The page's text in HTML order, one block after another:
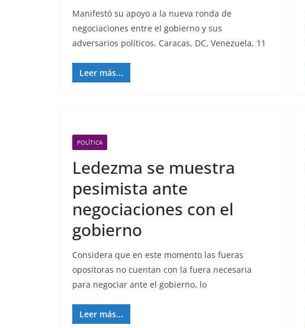
Manifestó su apoyo a la nueva ronda de
negociaciones entre el gobierno y sus
adversarios políticos. Caracas, DC, Venezuela, 11
Leer más...
POLÍTICA
Ledezma se muestra
pesimista ante
negociaciones con el
gobierno
Considera que en este momento las fueras
opositoras no cuentan con la fuera necesaria
para negociar ante el gobierno, lo
Leer más...